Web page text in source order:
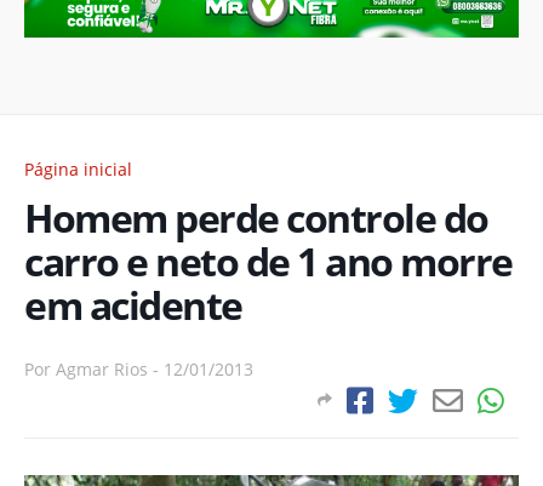
Página inicial
Homem perde controle do
carro e neto de 1 ano morre
em acidente
Por Agmar Rios - 12/01/2013